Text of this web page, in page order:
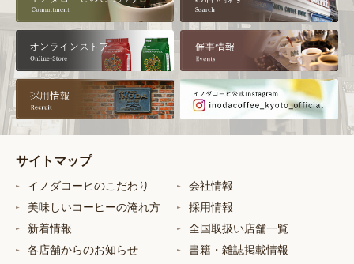
サイトマップ
イノダコーヒのこだわり
美味しいコーヒーの淹れ方
新着情報
各店舗からのお知らせ
会社情報
採用情報
全国取扱い店舗一覧
書籍・雑誌掲載情報